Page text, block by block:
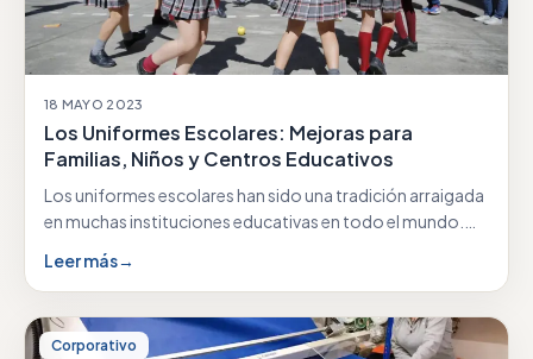
18 MAYO 2023
Los Uniformes Escolares: Mejoras para
Familias, Niños y Centros Educativos
Los uniformes escolares han sido una tradición arraigada
en muchas instituciones educativas en todo el mundo.…
Leer más→
Corporativo